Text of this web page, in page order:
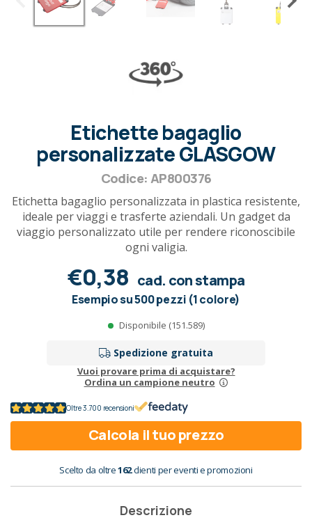
Etichette bagaglio
personalizzate GLASGOW
Codice: AP800376
Etichetta bagaglio personalizzata in plastica resistente,
ideale per viaggi e trasferte aziendali. Un gadget da
viaggio personalizzato utile per rendere riconoscibile
ogni valigia.
€0,38 cad. con stampa
Esempio su 500 pezzi (1 colore)
Disponibile (151.589)
Spedizione gratuita
Vuoi provare prima di acquistare?
Ordina un campione neutro
Oltre 3.700 recensioni
Calcola il tuo prezzo
Scelto da oltre162clienti per eventi e promozioni
Descrizione